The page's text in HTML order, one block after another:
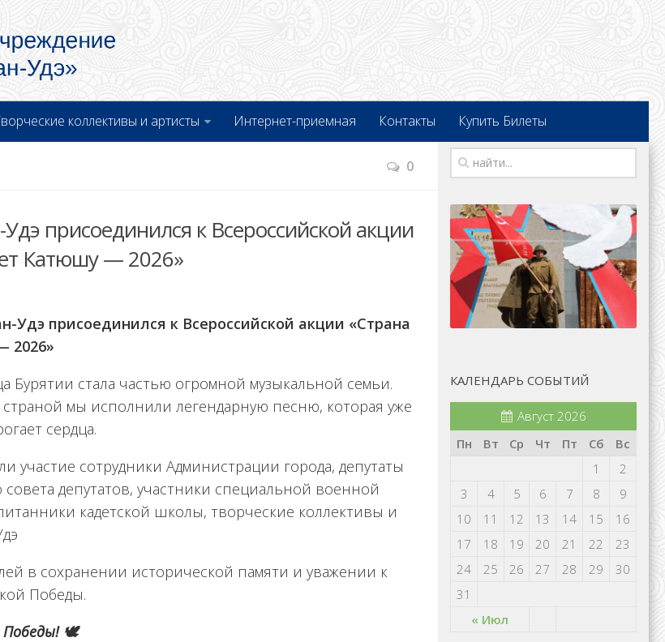
коллективы и артисты Интернет-приемная Контакты Купить Билеты
0
присоединился к Всероссийской акции
Катюшу — 2026»
присоединился к Всероссийской акции «Страна
2026»
Бурятии стала частью огромной музыкальной семьи.
страной мы исполнили легендарную песню, которая уже
сердца.
участие сотрудники Администрации города, депутаты
совета депутатов, участники специальной военной
кадетской школы, творческие коллективы и
в сохранении исторической памяти и уважении к
Победы.
Победы! 🕊️
КАЛЕНДАРЬ СОБЫТИЙ
Август 2026
Пн
Вт Ср Чт Пт Сб Вс
« Июл
1
2
3
4 5 6 7 8
9
10
11 12 13 14 15
16
17
18 19 20 21 22
23
24
25 26 27 28 29
30
31